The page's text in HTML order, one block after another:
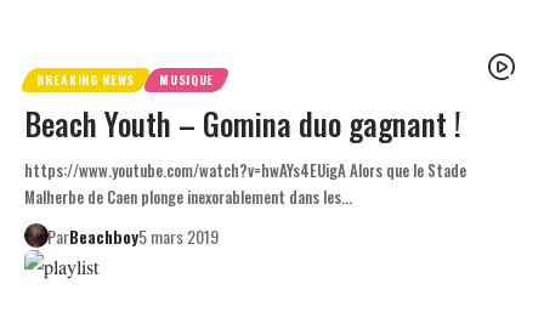
BREAKING NEWS MUSIQUE
Beach Youth – Gomina duo gagnant !
https://www.youtube.com/watch?v=hwAYs4EUigA Alors que le Stade
Malherbe de Caen plonge inexorablement dans les…
ParBeachboy5 mars 2019